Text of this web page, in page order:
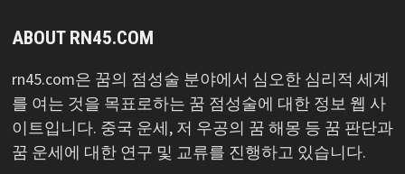
ABOUT RN45.COM
rn45.com은 꿈의 점성술 분야에서 심오한 심리적 세계
를 여는 것을 목표로하는 꿈 점성술에 대한 정보 웹 사
이트입니다. 중국 운세, 저 우공의 꿈 해몽 등 꿈 판단과
꿈 운세에 대한 연구 및 교류를 진행하고 있습니다.